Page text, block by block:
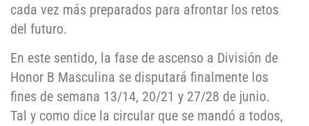
cada vez más preparados para afrontar los retos
del futuro.
En este sentido, la fase de ascenso a División de
Honor B Masculina se disputará finalmente los
fines de semana 13/14, 20/21 y 27/28 de junio.
Tal y como dice la circular que se mandó a todos,